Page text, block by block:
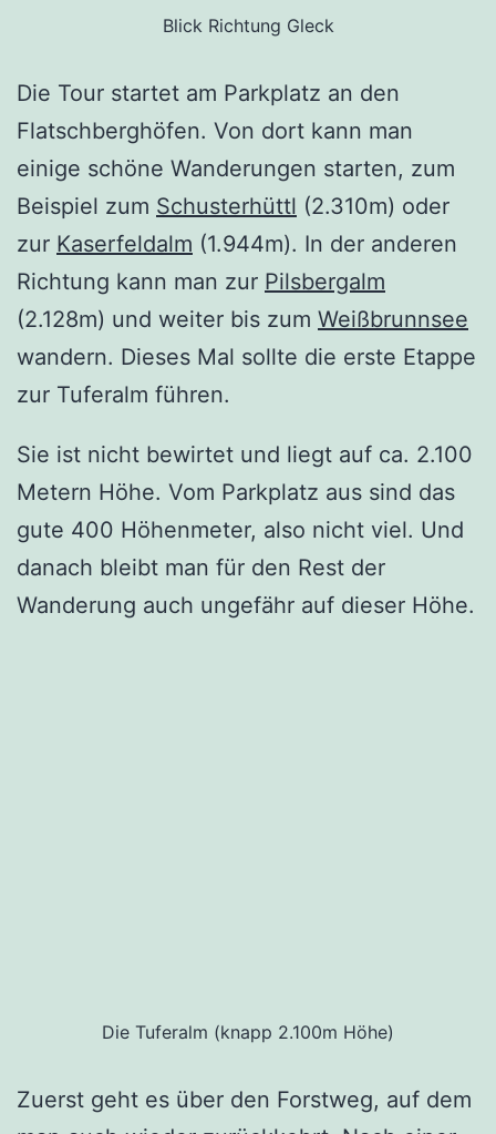
Blick Richtung Gleck
Die Tour startet am Parkplatz an den
Flatschberghöfen. Von dort kann man
einige schöne Wanderungen starten, zum
Beispiel zum Schusterhüttl (2.310m) oder
zur Kaserfeldalm (1.944m). In der anderen
Richtung kann man zur Pilsbergalm
(2.128m) und weiter bis zum Weißbrunnsee
wandern. Dieses Mal sollte die erste Etappe
zur Tuferalm führen.
Sie ist nicht bewirtet und liegt auf ca. 2.100
Metern Höhe. Vom Parkplatz aus sind das
gute 400 Höhenmeter, also nicht viel. Und
danach bleibt man für den Rest der
Wanderung auch ungefähr auf dieser Höhe.
Die Tuferalm (knapp 2.100m Höhe)
Zuerst geht es über den Forstweg, auf dem